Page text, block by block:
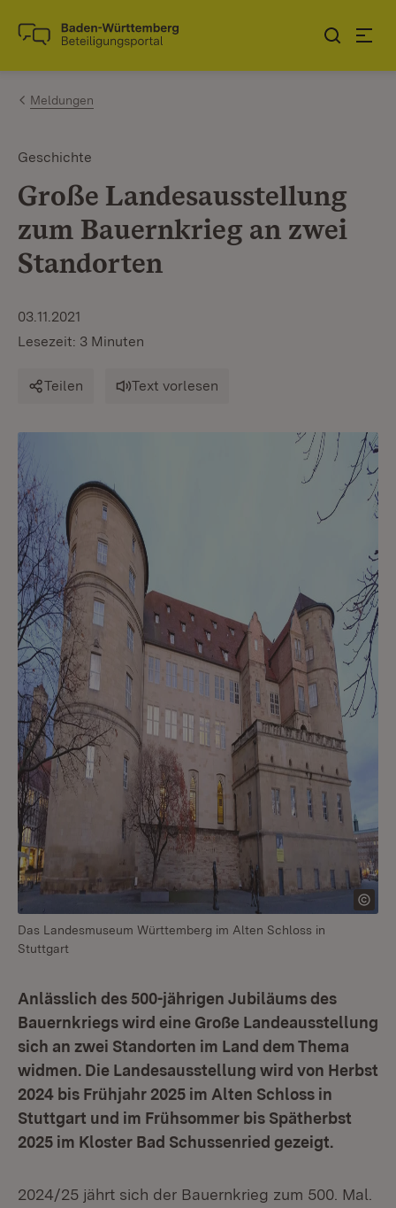
Zum Inhalt springen
Link zur Startseite
Meldungen
Geschichte
Große Landesausstellung
zum Bauernkrieg an zwei
Standorten
03.11.2021
Lesezeit: 3 Minuten
Teilen Text vorlesen
Das Landesmuseum Württemberg im Alten Schloss in
Stuttgart
Anlässlich des 500-jährigen Jubiläums des
Bauernkriegs wird eine Große Landeausstellung
sich an zwei Standorten im Land dem Thema
widmen. Die Landesausstellung wird von Herbst
2024 bis Frühjahr 2025 im Alten Schloss in
Stuttgart und im Frühsommer bis Spätherbst
2025 im Kloster Bad Schussenried gezeigt.
2024/25 jährt sich der Bauernkrieg zum 500. Mal.